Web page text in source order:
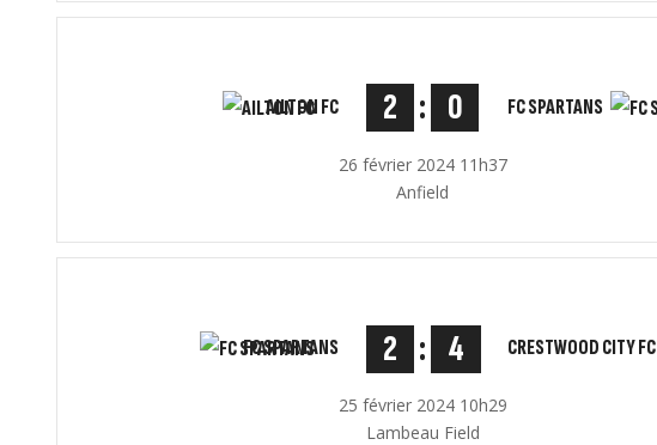
AILTON FC 2 : 0 FC SPARTANS
26 février 2024 11h37
Anfield
FC SPARTANS 2 : 4 CRESTWOOD CITY FC
25 février 2024 10h29
Lambeau Field